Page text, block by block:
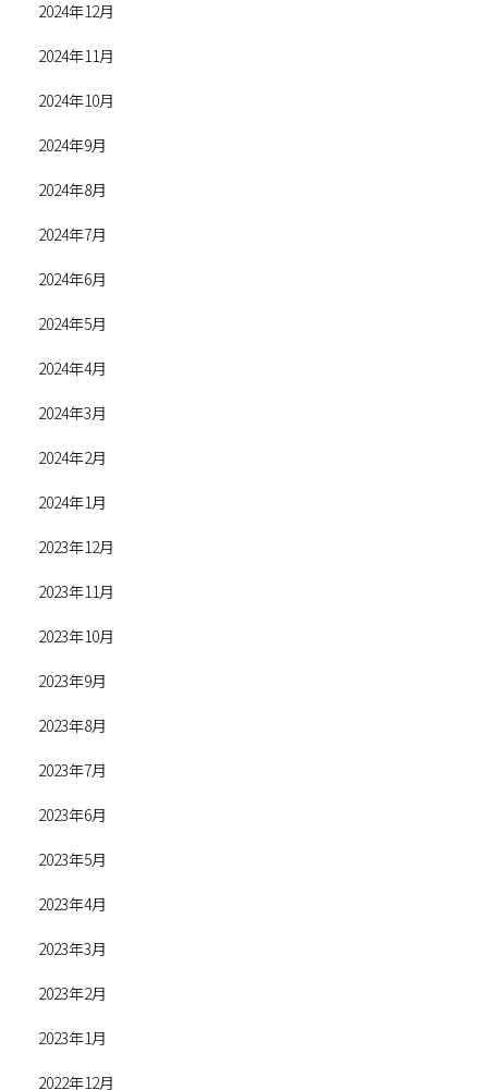
2024年12月
2024年11月
2024年10月
2024年9月
2024年8月
2024年7月
2024年6月
2024年5月
2024年4月
2024年3月
2024年2月
2024年1月
2023年12月
2023年11月
2023年10月
2023年9月
2023年8月
2023年7月
2023年6月
2023年5月
2023年4月
2023年3月
2023年2月
2023年1月
2022年12月